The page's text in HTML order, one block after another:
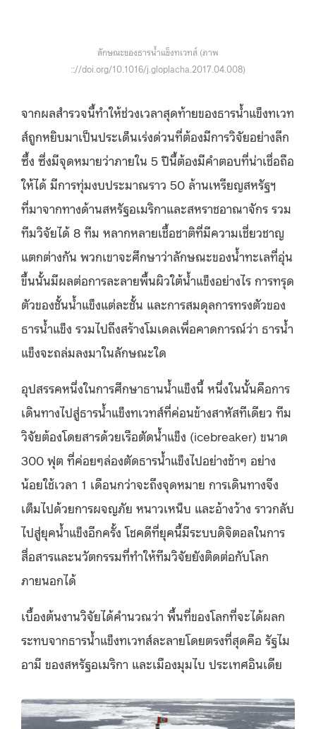
ลักษณะของธารน้ำแข็งทเวทส์ (ภาพ
:://doi.org/10.1016/j.gloplacha.2017.04.008)
จากผลสำรวจนี้ทำให้ช่วงเวลาสุดท้ายของธารน้ำแข็งทเวท
ส์ถูกหยิบมาเป็นประเด็นเร่งด่วนที่ต้องมีการวิจัยอย่างลึก
ซึ้ง ซึ่งมีจุดหมายว่าภายใน 5 ปีนี้ต้องมีคำตอบที่น่าเชื่อถือ
ให้ได้ มีการทุ่มงบประมาณราว 50 ล้านเหรียญสหรัฐฯ
ที่มาจากทางด้านสหรัฐอเมริกาและสหราชอาณาจักร รวม
ทีมวิจัยได้ 8 ทีม หลากหลายเชื้อชาติที่มีความเชี่ยวชาญ
แตกต่างกัน พวกเขาจะศึกษาว่าลักษณะของน้ำทะเลที่อุ่น
ขึ้นนั้นมีผลต่อการละลายพื้นผิวใต้น้ำแข็งอย่างไร การทรุด
ตัวของชั้นน้ำแข็งแต่ละชั้น และการสมดุลการทรงตัวของ
ธารน้ำแข็ง รวมไปถึงสร้างโมเดลเพื่อคาดการณ์ว่า ธารน้ำ
แข็งจะถล่มลงมาในลักษณะใด
อุปสรรคหนึ่งในการศึกษาธานน้ำแข็งนี้ หนึ่งในนั้นคือการ
เดินทางไปสู่ธารน้ำแข็งทเวทส์ที่ค่อนข้างสาหัสทีเดียว ทีม
วิจัยต้องโดยสารด้วยเรือตัดน้ำแข็ง (icebreaker) ขนาด
300 ฟุต ที่ค่อยๆล่องตัดธารน้ำแข็งไปอย่างช้าๆ อย่าง
น้อยใช้เวลา 1 เดือนกว่าจะถึงจุดหมาย การเดินทางจึง
เต็มไปด้วยการผจญภัย หนาวเหน็บ และอ้างว้าง ราวกลับ
ไปสู่ยุคน้ำแข็งอีกครั้ง โชคดีที่ยุคนี้มีระบบดิจิตอลในการ
สื่อสารและนวัตกรรมที่ทำให้ทีมวิจัยยังติดต่อกับโลก
ภายนอกได้
เบื้องต้นงานวิจัยได้คำนวณว่า พื้นที่ของโลกที่จะได้ผลก
ระทบจากธารน้ำแข็งทเวทส์ละลายโดยตรงที่สุดคือ รัฐไม
อามี ของสหรัฐอเมริกา และเมืองมุมไบ ประเทศอินเดีย